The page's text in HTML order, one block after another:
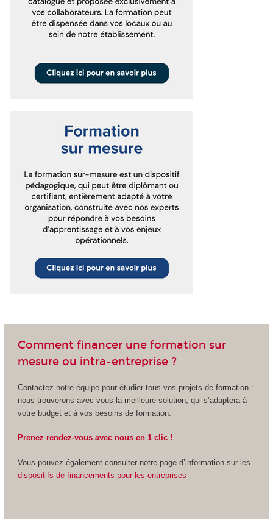
Comment financer une formation sur
mesure ou intra-entreprise ?
Contactez notre équipe pour étudier tous vos projets de formation :
nous trouverons avec vous la meilleure solution, qui s’adaptera à
votre budget et à vos besoins de formation.
Prenez rendez-vous avec nous en 1 clic !
Vous pouvez également consulter notre page d’information sur les
dispositifs de financements pour les entreprises